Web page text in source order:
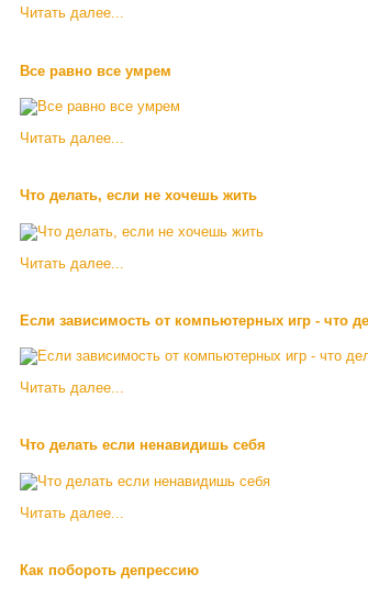
Читать далее...
Все равно все умрем
Читать далее...
Что делать, если не хочешь жить
Читать далее...
Если зависимость от компьютерных игр - что
Читать далее...
Что делать если ненавидишь себя
Читать далее...
Как побороть депрессию